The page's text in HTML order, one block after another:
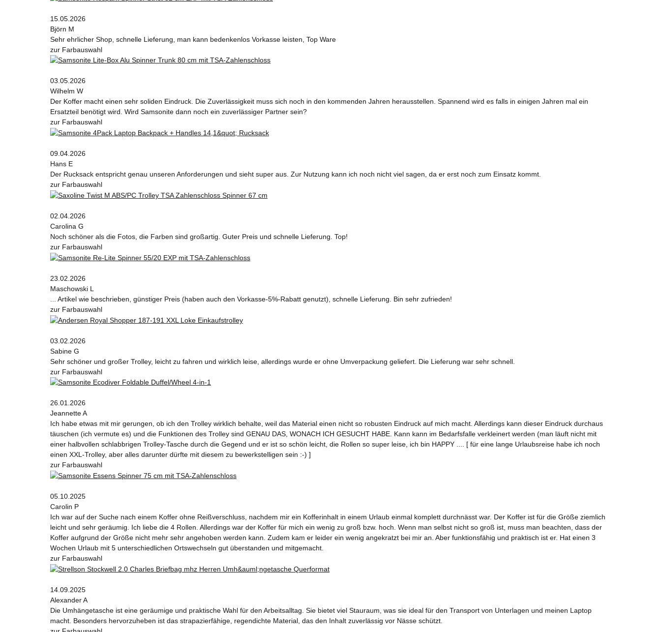
15.05.2026
Björn M
Sehr ehrlicher Shop, schnelle Lieferung, man kann bedenkenlos Vorkasse leisten, Top Ware
zur Farbauswahl
03.05.2026
Wilhelm W
Der Koffer macht einen sehr soliden Eindruck. Die Zuverlässigkeit muss sich noch in den kommenden Jahren herausstellen. Spannend wird es falls in einigen Jahren mal ein
Ersatzteil benötigt wird. Wird Samsonite dann noch ein zuverlässiger Partner sein?
zur Farbauswahl
09.04.2026
Hans E
Der Rucksack entspricht genau unseren Anforderungen und sieht super aus. Zur Nutzung kann ich noch nicht viel sagen, da er erst noch zum Einsatz kommt.
zur Farbauswahl
02.04.2026
Carolina G
Noch schöner als die Fotos, die Farben sind großartig. Guter Preis und schnelle Lieferung. Top!
zur Farbauswahl
23.02.2026
Maschowski L
... Artikel wie beschrieben, günstiger Preis (haben auch den Vorkasse-5%-Rabatt genutzt), schnelle Lieferung. Bin sehr zufrieden!
zur Farbauswahl
03.02.2026
Sabine G
Sehr schöner und großer Trolley, leicht zu fahren und wirklich leise, allerdings wurde er ohne Umverpackung geliefert. Die Lieferung war sehr schnell.
zur Farbauswahl
26.01.2026
Jeannette A
Ich habe etwas mit mir gerungen, ob ich den Trolley wirklich behalte, weil das Material einen nicht so robusten Eindruck auf mich macht. Allerdings kann dieser Eindruck durchaus
täuschen (ich vermute es) und die Funktionen des Trolley sind GENAU DAS, WONACH ICH GESUCHT HABE. Kann kann im Bedarfsfalle verkleinert werden (man läuft nicht mit
einer halbvollen schlabbrigen Trolley-Tasche durch die Gegend und er ist so schön leicht, die Rollen so super leise, ich bin HAPPY .... [ für eine lange Urlaubsreise habe ich noch
einen XXL-Trolley, aber alles darunter dürfte mit diesem zu bewerkstelligen sein :-) ]
zur Farbauswahl
05.10.2025
Carolin P
Ich war auf der Suche nach einem Koffer ohne Reißverschluss, nachdem mir ein Kofferinhalt in einem Urlaub einmal komplett durchnässt war. Der Koffer ist für die Größe ziemlich
leicht und sehr geräumig. Ich liebe die 4 Rollen. Allerdings war der Koffer für mich ein wenig zu groß bzw. hoch. Wenn man selbst nicht so groß ist, muss man beachten, dass der
Koffer aufgrund der Größe nicht mehr sehr angehoben werden kann. Zudem kam er leider ein wenig angekratzt bei mir an. Aber funktionsfähig und praktisch ist er. Hat einen 3
Wochen Urlaub mit 5 unterschiedlichen Ortswechseln gut überstanden und mitgemacht.
zur Farbauswahl
14.09.2025
Alexander A
Die Umhängetasche ist eine geräumige und praktische Wahl für den Arbeitsalltag. Sie bietet viel Stauraum, was sie ideal für den Transport von Unterlagen und meinen Laptop
macht. Besonders hervorzuheben ist das strapazierfähige, regendichte Material, das den Inhalt zuverlässig vor Nässe schützt.